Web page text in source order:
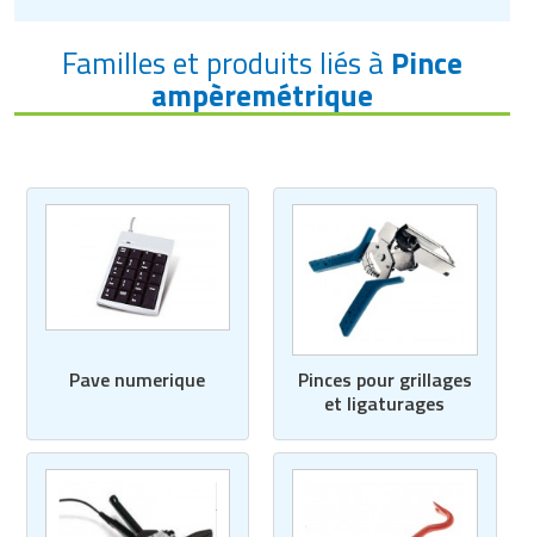
Familles et produits liés à Pince
ampèremétrique
Pave numerique
Pinces pour grillages
et ligaturages